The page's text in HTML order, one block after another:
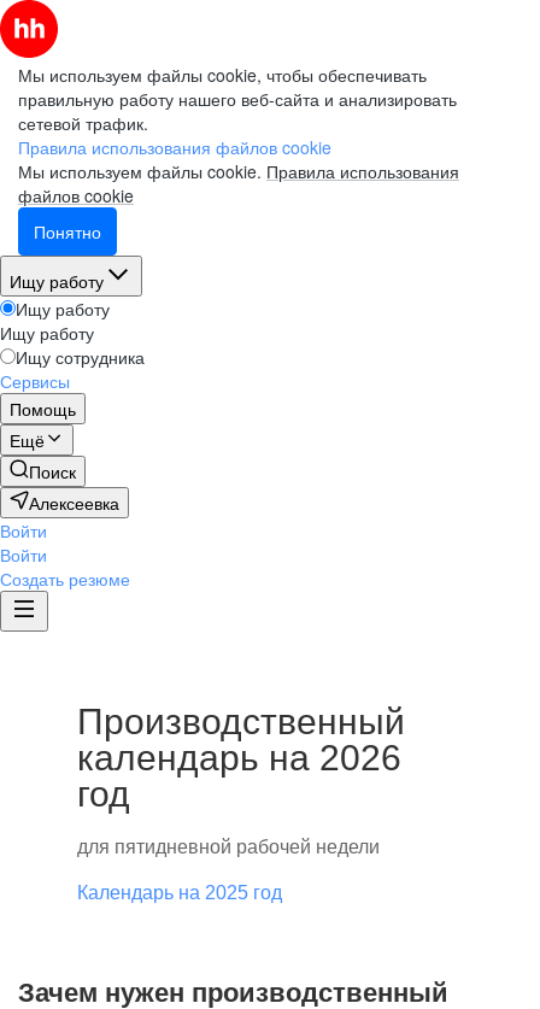
Мы используем файлы cookie, чтобы обеспечивать
правильную работу нашего веб-сайта и анализировать
сетевой трафик.
Правила использования файлов cookie
Мы используем файлы cookie. Правила использования
файлов cookie
Понятно
Ищу работу
Ищу работу
Ищу работу
Ищу сотрудника
Сервисы
Помощь
Ещё
Поиск
Алексеевка
Войти
Войти
Создать резюме
Производственный
календарь на 2026
год
для пятидневной рабочей недели
Календарь на 2025 год
Зачем нужен производственный